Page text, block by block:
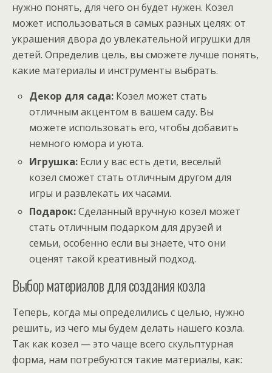
нужно понять, для чего он будет нужен. Козел
может использоваться в самых разных целях: от
украшения двора до увлекательной игрушки для
детей. Определив цель, вы сможете лучше понять,
какие материалы и инструменты выбрать.
Декор для сада: Козел может стать
отличным акцентом в вашем саду. Вы
можете использовать его, чтобы добавить
немного юмора и уюта.
Игрушка: Если у вас есть дети, веселый
козел сможет стать отличным другом для
игры и развлекать их часами.
Подарок:Сделанный вручную козел может
стать отличным подарком для друзей и
семьи, особенно если вы знаете, что они
оценят такой креативный подход.
Выбор материалов для создания козла
Теперь, когда мы определились с целью, нужно
решить, из чего мы будем делать нашего козла.
Так как козел — это чаще всего скульптурная
форма, нам потребуются такие материалы, как: